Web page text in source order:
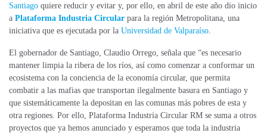
Santiago quiere reducir y evitar y, por ello, en abril de este año dio inicio
a Plataforma Industria Circular para la región Metropolitana, una
iniciativa que es ejecutada por la Universidad de Valparaíso
El gobernador de Santiago, Claudio Orrego, señala que “es necesario
mantener limpia la ribera de los ríos, así como comenzar a conformar un
ecosistema con la conciencia de la economía circular, que permita
combatir a las mafias que transportan ilegalmente basura en Santiago y
que sistemáticamente la depositan en las comunas más pobres de esta y
otra regiones. Por ello, Plataforma Industria Circular RM se suma a otros
proyectos que ya hemos anunciado y esperamos que toda la industria